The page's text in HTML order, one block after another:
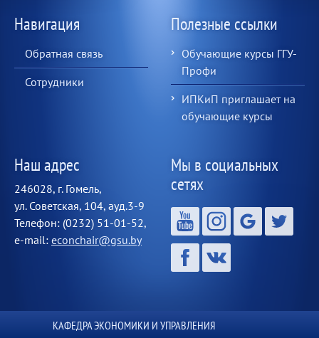
Навигация
Обратная связь
Сотрудники
Полезные ссылки
Обучающие курсы ГГУ-
Профи
ИПКиП приглашает на
обучающие курсы
Наш адрес
246028, г. Гомель,
ул. Советская, 104, ауд.3-9
Телефон: (0232) 51-01-52,
e-mail: econchair@gsu.by
Мы в социальных
сетях
КАФЕДРА ЭКОНОМИКИ И УПРАВЛЕНИЯ